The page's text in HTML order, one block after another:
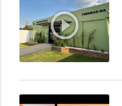
play_circle_outline